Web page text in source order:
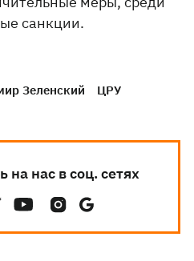
санкции.
Зеленский ЦРУ
на нас в соц. сетях